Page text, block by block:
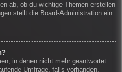
ab, ob du wichtige Themen erstellen
stellt die Board-Administration ein.
in denen nicht mehr geantwortet
Umfrage, falls vorhanden,